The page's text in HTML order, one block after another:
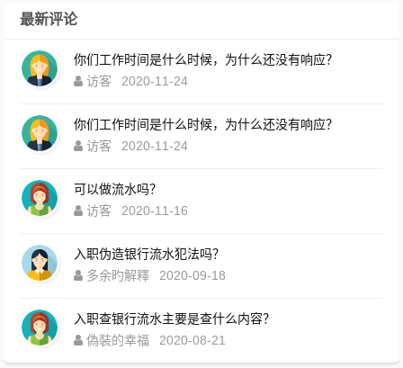
最新评论
你们工作时间是什么时候，为什么还没有响应？
访客
2020-11-24
你们工作时间是什么时候，为什么还没有响应？
访客
2020-11-24
可以做流水吗？
访客
2020-11-16
入职伪造银行流水犯法吗？
多余旳解釋
2020-09-18
入职查银行流水主要是查什么内容？
偽裝的幸福
2020-08-21